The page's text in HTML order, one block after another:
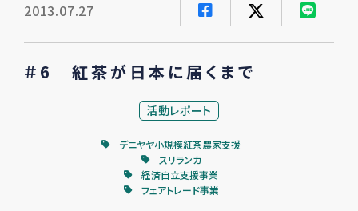
2013.07.27
＃6 紅茶が日本に届くまで
活動レポート
デニヤヤ小規模紅茶農家支援
スリランカ
経済自立支援事業
フェアトレード事業